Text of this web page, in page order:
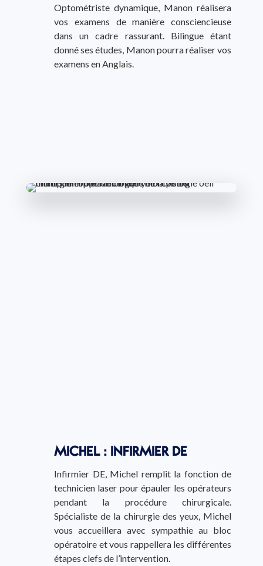
Optométriste dynamique, Manon réalisera
vos examens de manière consciencieuse
dans un cadre rassurant. Bilingue étant
donné ses études, Manon pourra réaliser vos
examens en Anglais.
MICHEL : INFIRMIER DE
Infirmier DE, Michel remplit la fonction de
technicien laser pour épauler les opérateurs
pendant la procédure chirurgicale.
Spécialiste de la chirurgie des yeux, Michel
vous accueillera avec sympathie au bloc
opératoire et vous rappellera les différentes
étapes clefs de l’intervention.